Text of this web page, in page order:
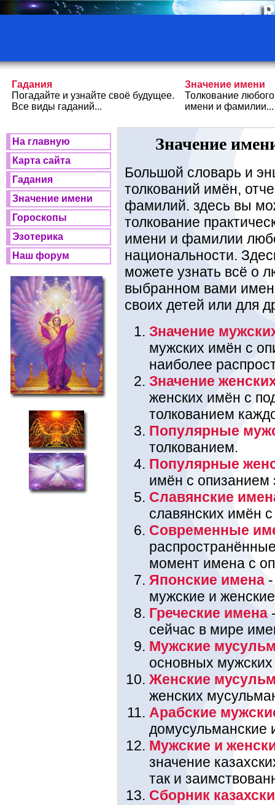
Гадания
Погадайте и узнайте своё будущее.
Все виды гаданий...
Значение имени
Толкование любого
имени и фамилии...
На главную
Карта сайта
Гадания
Значение имени
Гороскопы
Эзотерика
Наш форум
Значение
Большой словарь и
толкований имён,
фамилий. здесь вы
толкование
имени и фамилии
национальности.
можете узнать всё о
выбранном вами
своих детей или для
Значение
мужских имён с
наиболее
Значение
женских имён с
толкованием
Популярные
толкованием.
Популярные
имён с опизанием
Славянские
славянских имён
Современные
момент имена с
Японские имена
мужские и
Греческие имена
сейчас в мире
Мужские
основных
Женские
женских
Арабские
домусульманские
Мужские и
значение
так и
Сборник